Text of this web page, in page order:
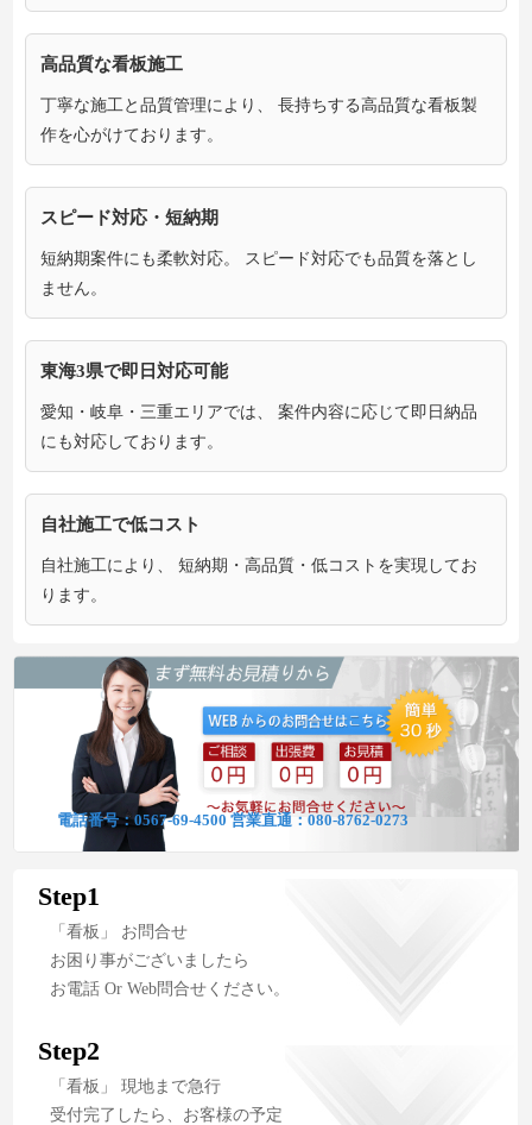
高品質な看板施工
丁寧な施工と品質管理により、 長持ちする高品質な看板製
作を心がけております。
スピード対応・短納期
短納期案件にも柔軟対応。 スピード対応でも品質を落とし
ません。
東海3県で即日対応可能
愛知・岐阜・三重エリアでは、 案件内容に応じて即日納品
にも対応しております。
自社施工で低コスト
自社施工により、 短納期・高品質・低コストを実現してお
ります。
電話番号：0567-69-4500 営業直通：080-8762-0273
Step1
「看板」 お問合せ
お困り事がございましたら
お電話 Or Web問合せください。
Step2
「看板」 現地まで急行
受付完了したら、お客様の予定